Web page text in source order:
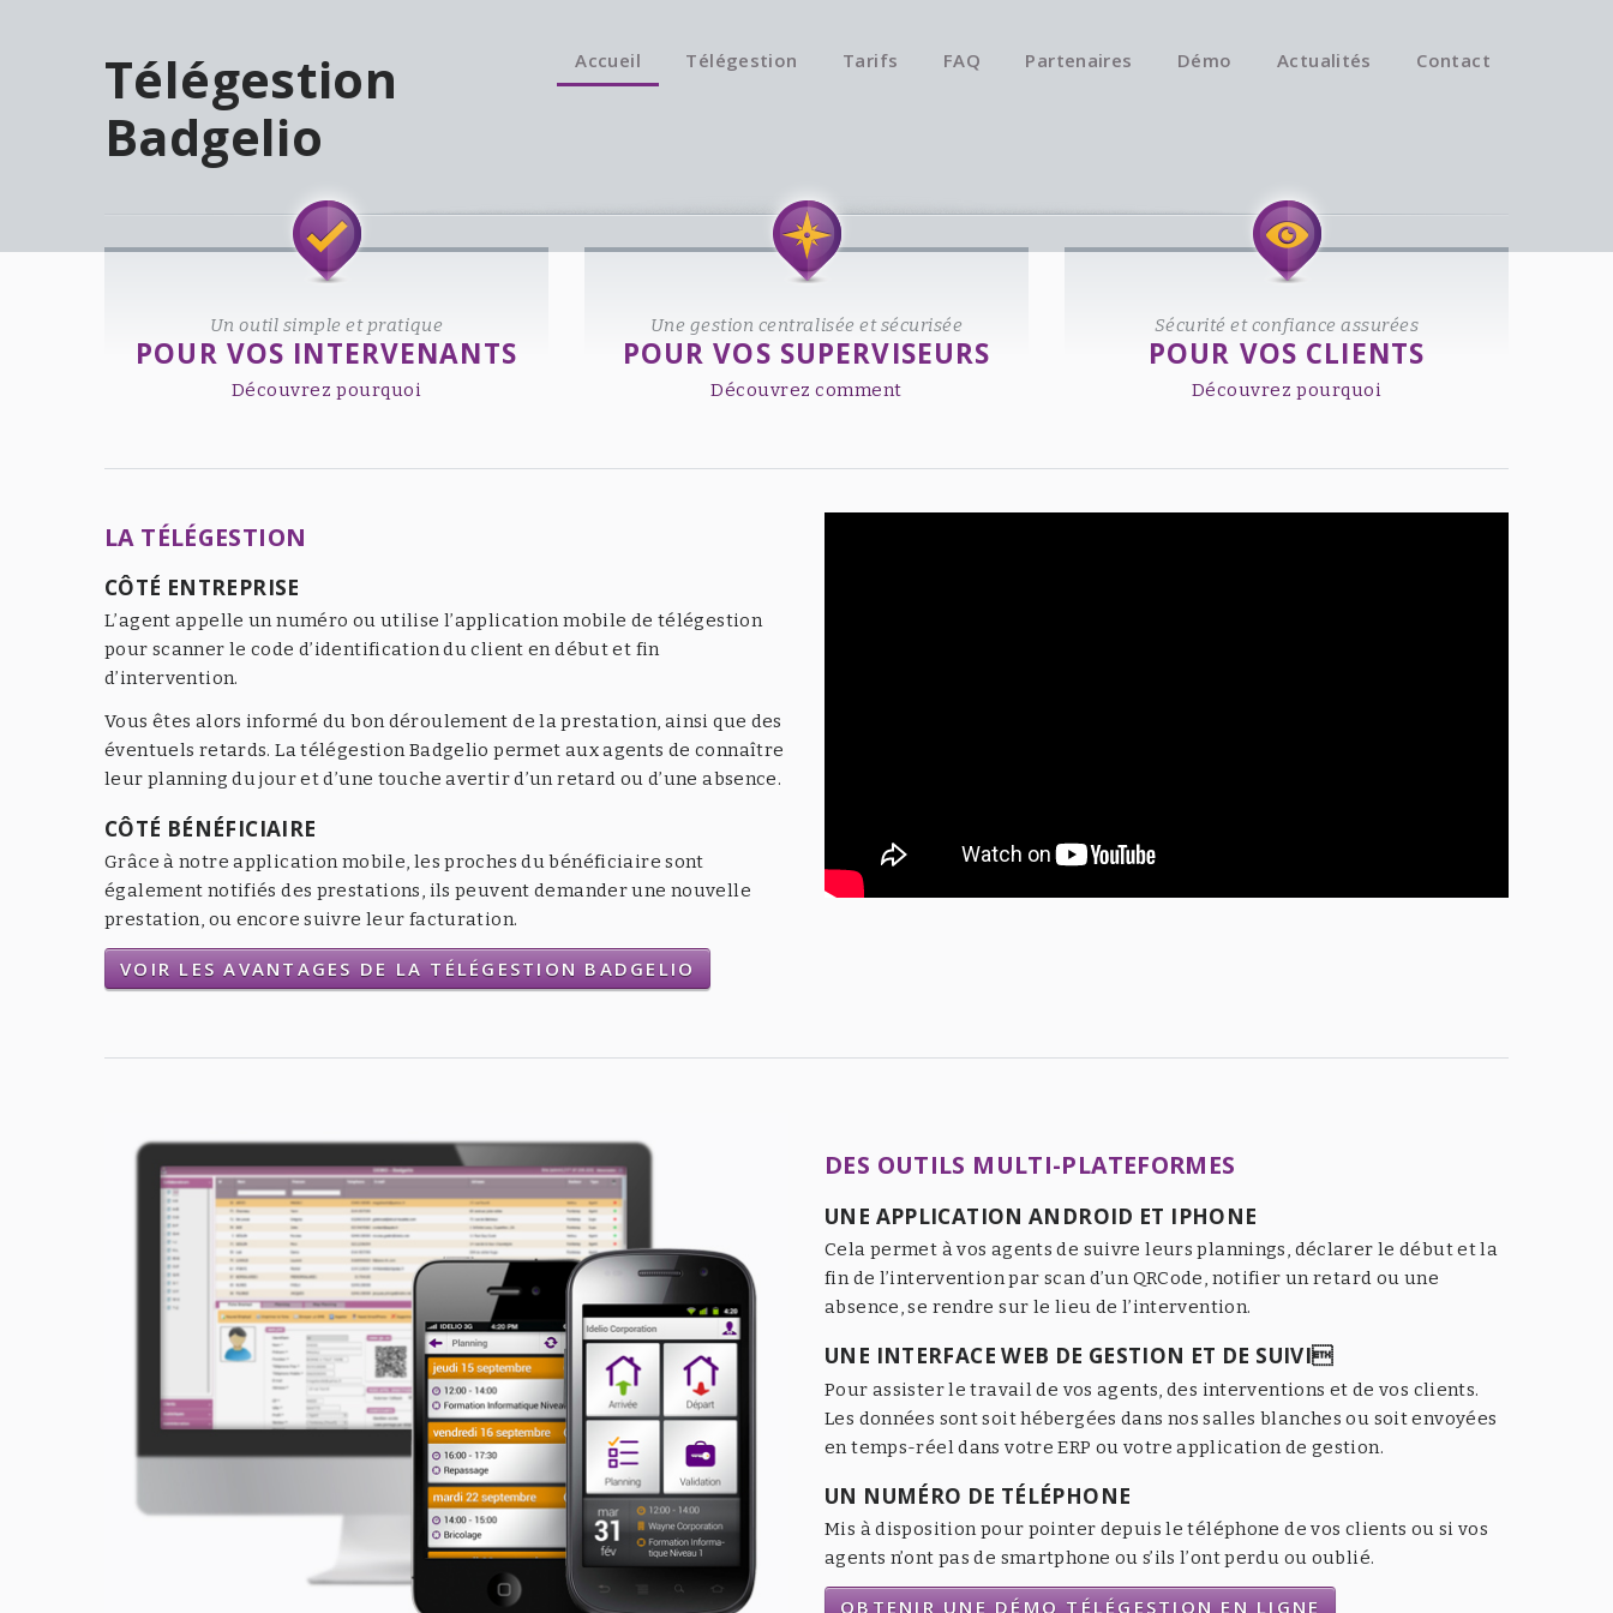
Télégestion
Badgelio
Accueil Télégestion Tarifs FAQ Partenaires Démo Actualités Contact
Welcome! Available on iOS & Android.
Un outil simple et pratique
POUR VOS INTERVENANTS
Découvrez pourquoi
Une gestion centralisée et sécurisée
POUR VOS SUPERVISEURS
Découvrez comment
Sécurité et confiance assurées
POUR VOS CLIENTS
Découvrez pourquoi
LA TÉLÉGESTION
CÔTÉ ENTREPRISE
L’agent appelle un numéro ou utilise l’application mobile de télégestion
pour scanner le code d’identification du client en début et fin
d’intervention.
Vous êtes alors informé du bon déroulement de la prestation, ainsi que des
éventuels retards. La télégestion Badgelio permet aux agents de connaître
leur planning du jour et d’une touche avertir d’un retard ou d’une absence.
CÔTÉ BÉNÉFICIAIRE
Grâce à notre application mobile, les proches du bénéficiaire sont
également notifiés des prestations, ils peuvent demander une nouvelle
prestation, ou encore suivre leur facturation.
VOIR LES AVANTAGES DE LA TÉLÉGESTION BADGELIO
DES OUTILS MULTI-PLATEFORMES
UNE APPLICATION ANDROID ET IPHONE
Cela permet à vos agents de suivre leurs plannings, déclarer le début et la
fin de l’intervention par scan d’un QRCode, notifier un retard ou une
absence, se rendre sur le lieu de l’intervention.
UNE INTERFACE WEB DE GESTION ET DE SUIVI
Pour assister le travail de vos agents, des interventions et de vos clients.
Les données sont soit hébergées dans nos salles blanches ou soit envoyées
en temps-réel dans votre ERP ou votre application de gestion.
UN NUMÉRO DE TÉLÉPHONE
Mis à disposition pour pointer depuis le téléphone de vos clients ou si vos
agents n’ont pas de smartphone ou s’ils l’ont perdu ou oublié.
OBTENIR UNE DÉMO TÉLÉGESTION EN LIGNE